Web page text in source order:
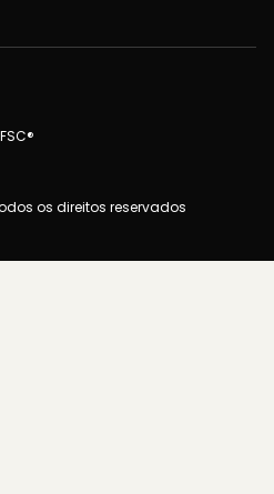
os direitos reservados